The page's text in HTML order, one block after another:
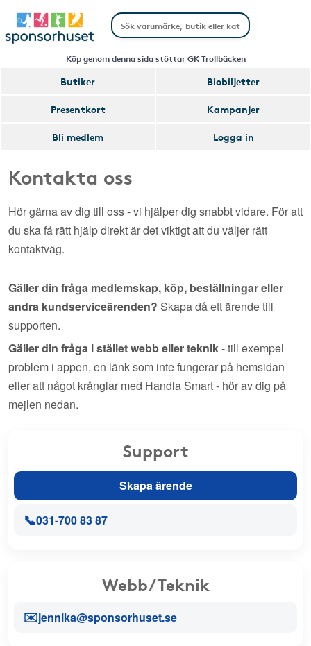
Köp genom denna sida stöttar GK Trollbäcken
Butiker
Biobiljetter
Presentkort
Kampanjer
Bli medlem
Logga in
Kontakta oss
Hör gärna av dig till oss - vi hjälper dig snabbt vidare. För att
du ska få rätt hjälp direkt är det viktigt att du väljer rätt
kontaktväg.
Gäller din fråga medlemskap, köp, beställningar eller
andra kundserviceärenden? Skapa då ett ärende till
supporten.
Gäller din fråga i stället webb eller teknik- till exempel
problem i appen, en länk som inte fungerar på hemsidan
eller att något krånglar med Handla Smart - hör av dig på
mejlen nedan.
Support
Skapa ärende
📞031-700 83 87
Webb/Teknik
✉️jennika@sponsorhuset.se